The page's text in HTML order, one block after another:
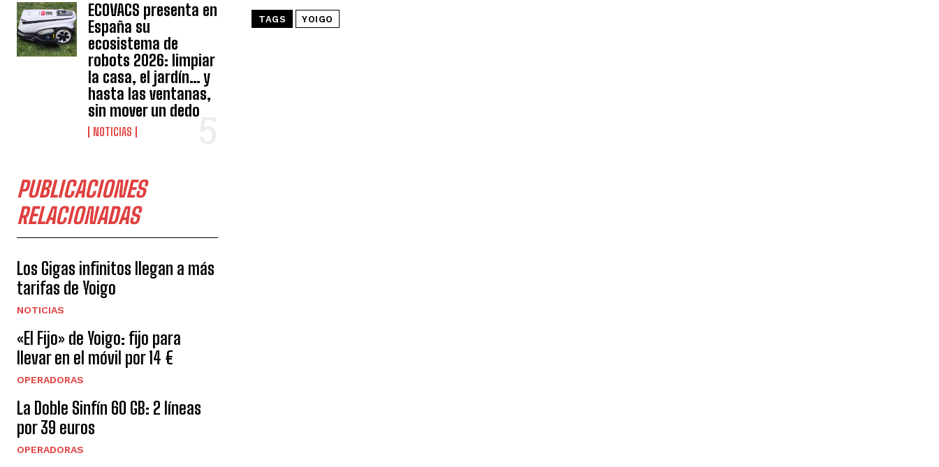
ECOVACS presenta en
España su
ecosistema de
robots 2026: limpiar
la casa, el jardín… y
hasta las ventanas,
sin mover un dedo
NOTICIAS
PUBLICACIONES
RELACIONADAS
Los Gigas infinitos llegan a más
tarifas de Yoigo
NOTICIAS
«El Fijo» de Yoigo: fijo para
llevar en el móvil por 14 €
OPERADORAS
La Doble Sinfín 60 GB: 2 líneas
por 39 euros
OPERADORAS
TAGS YOIGO